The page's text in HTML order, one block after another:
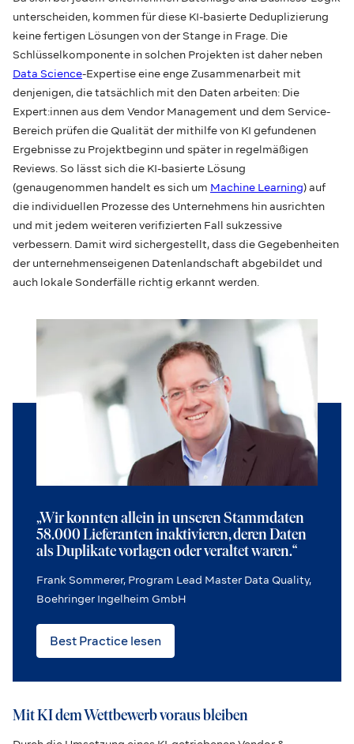
unterscheiden, kommen für diese KI-basierte Deduplizierung
keine fertigen Lösungen von der Stange in Frage. Die
Schlüsselkomponente in solchen Projekten ist daher neben
Data Science-Expertise eine enge Zusammenarbeit mit
denjenigen, die tatsächlich mit den Daten arbeiten: Die
Expert:innen aus dem Vendor Management und dem Service-
Bereich prüfen die Qualität der mithilfe von KI gefundenen
Ergebnisse zu Projektbeginn und später in regelmäßigen
Reviews. So lässt sich die KI-basierte Lösung
(genaugenommen handelt es sich um Machine Learning) auf
die individuellen Prozesse des Unternehmens hin ausrichten
und mit jedem weiteren verifizierten Fall sukzessive
verbessern. Damit wird sichergestellt, dass die Gegebenheiten
der unternehmenseigenen Datenlandschaft abgebildet und
auch lokale Sonderfälle richtig erkannt werden.
„Wir konnten allein in unseren Stammdaten
58.000 Lieferanten inaktivieren, deren Daten
als Duplikate vorlagen oder veraltet waren.“
Frank Sommerer, Program Lead Master Data Quality,
Boehringer Ingelheim GmbH
Best Practice lesen
Mit KI dem Wettbewerb voraus bleiben